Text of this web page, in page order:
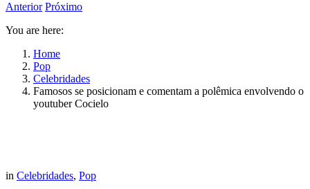
Anterior Próximo
You are here:
Home
Pop
Celebridades
Famosos se posicionam e comentam a polêmica envolvendo o
youtuber Cocielo
in Celebridades, Pop